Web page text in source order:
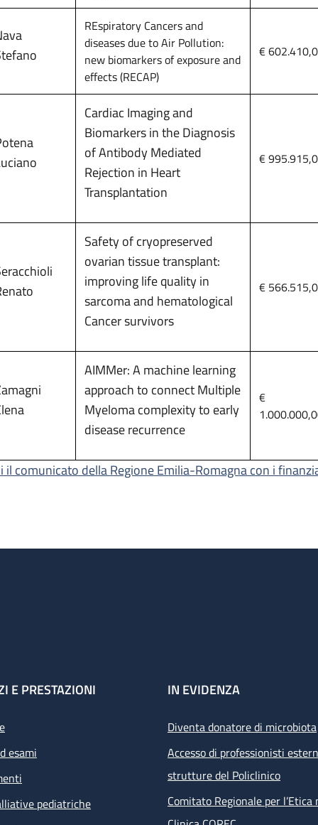
REspiratory Cancers and
diseases due to Air Pollution:
new biomarkers of exposure and
effects (RECAP)
€
Cardiac Imaging and
Biomarkers in the Diagnosis
of Antibody Mediated
Rejection in Heart
Transplantation
€
Safety of cryopreserved
ovarian tissue transplant:
improving life quality in
sarcoma and hematological
Cancer survivors
€
AIMMer: A machine learning
approach to connect Multiple
Myeloma complexity to early
disease recurrence
€
il comunicato della Regione Emilia-Romagna con i
E PRESTAZIONI
esami
pediatriche
IN EVIDENZA
Diventa donatore di microbiota
Accesso di professionisti
strutture del Policlinico
Comitato Regionale per l’Etica